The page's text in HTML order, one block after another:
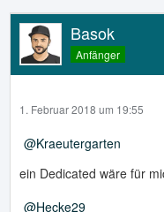
Basok
Anfänger
1. Februar 2018 um 19:55
Kraeutergarten
ein Dedicated wäre für
Hecke29